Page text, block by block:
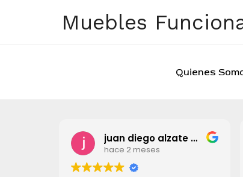
Muebles
Quienes
juan diego alzate grisales
hace 2 meses hace